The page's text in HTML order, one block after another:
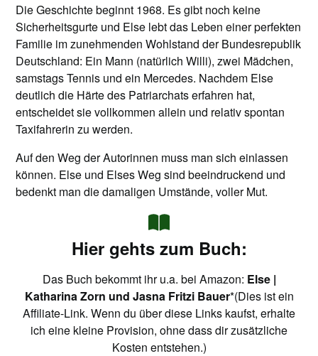
Die Geschichte beginnt 1968. Es gibt noch keine
Sicherheitsgurte und Else lebt das Leben einer perfekten
Familie im zunehmenden Wohlstand der Bundesrepublik
Deutschland: Ein Mann (natürlich Willi), zwei Mädchen,
samstags Tennis und ein Mercedes. Nachdem Else
deutlich die Härte des Patriarchats erfahren hat,
entscheidet sie vollkommen allein und relativ spontan
Taxifahrerin zu werden.
Auf den Weg der Autorinnen muss man sich einlassen
können. Else und Elses Weg sind beeindruckend und
bedenkt man die damaligen Umstände, voller Mut.
Hier gehts zum Buch:
Das Buch bekommt ihr u.a. bei Amazon: Else |
Katharina Zorn und Jasna Fritzi Bauer*(Dies ist ein
Affiliate-Link. Wenn du über diese Links kaufst, erhalte
ich eine kleine Provision, ohne dass dir zusätzliche
Kosten entstehen.)